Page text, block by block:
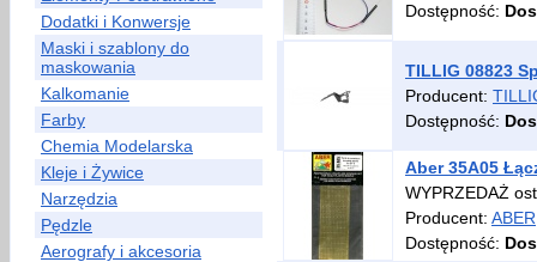
Dodatki i Konwersje
Maski i szablony do
maskowania
Kalkomanie
Farby
Chemia Modelarska
Kleje i Żywice
Narzędzia
Pędzle
Aerografy i akcesoria
Dostępność:
TILLIG 08823
Producent:
Dostępność:
Aber 35A05
WYPRZEDAŻ
Producent: ABER
Dostępność: